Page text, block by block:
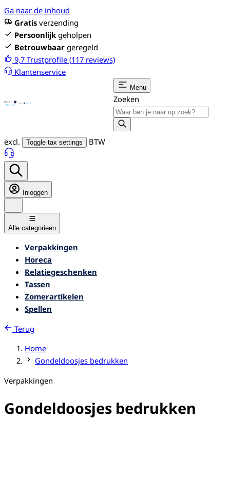
Ga naar de inhoud
Gratis verzending
Persoonlijk geholpen
Betrouwbaar geregeld
9,7 Trustprofile (117 reviews)
Klantenservice
Menu
Zoeken
excl. Toggle tax settings BTW
Inloggen
Alle categorieën
Verpakkingen
Horeca
Relatiegeschenken
Tassen
Zomerartikelen
Spellen
Terug
Home
Gondeldoosjes bedrukken
Verpakkingen
Gondeldoosjes bedrukken